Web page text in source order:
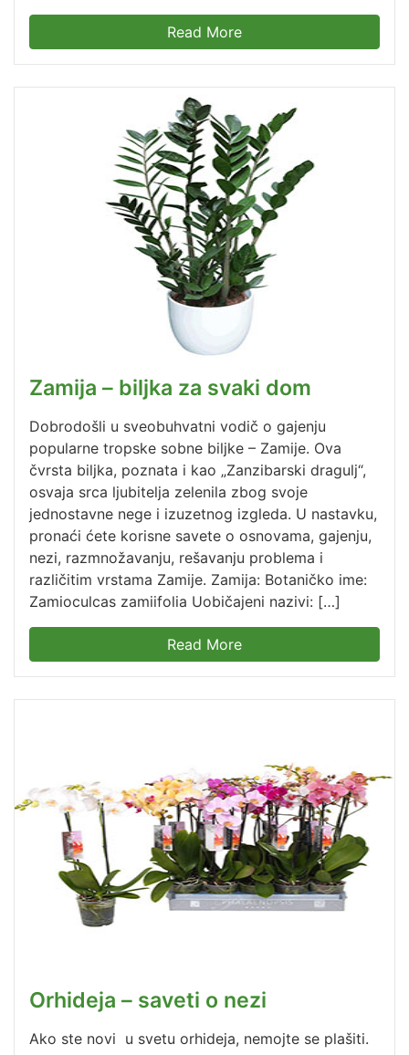
Read More
Zamija – biljka za svaki dom
Dobrodošli u sveobuhvatni vodič o gajenju
popularne tropske sobne biljke – Zamije. Ova
čvrsta biljka, poznata i kao „Zanzibarski dragulj“,
osvaja srca ljubitelja zelenila zbog svoje
jednostavne nege i izuzetnog izgleda. U nastavku,
pronaći ćete korisne savete o osnovama, gajenju,
nezi, razmnožavanju, rešavanju problema i
različitim vrstama Zamije. Zamija: Botaničko ime:
Zamioculcas zamiifolia Uobičajeni nazivi: […]
Read More
Orhideja – saveti o nezi
Ako ste novi u svetu orhideja, nemojte se plašiti.